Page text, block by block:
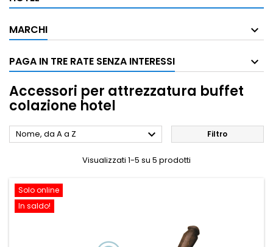
MARCHI
PAGA IN TRE RATE SENZA INTERESSI
Accessori per attrezzatura buffet
colazione hotel
Nome, da A a Z  Filtro
Visualizzati 1-5 su 5 prodotti
Solo online
In saldo!